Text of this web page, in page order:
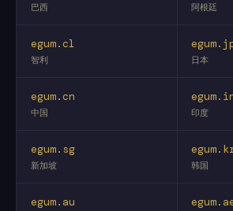
巴西 阿根廷
egum.cl
智利 日本
egum.cn
中国 印度
egum.sg
新加坡 韩国
egum.au